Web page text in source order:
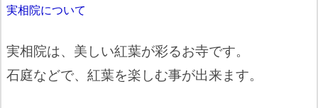
実相院について
実相院は、美しい紅葉が彩るお寺です。
石庭などで、紅葉を楽しむ事が出来ます。